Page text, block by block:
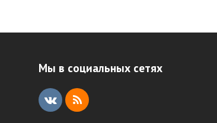
Мы в социальных сетях
V
R